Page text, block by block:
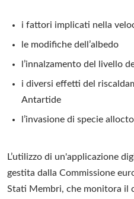
i fattori implicati nella
le modifiche dell’albedo
l’innalzamento del livello
i diversi effetti del
Antartide
l’invasione di specie
L’utilizzo di un'applicazione
gestita dalla Commissione
Stati Membri, che monitora il